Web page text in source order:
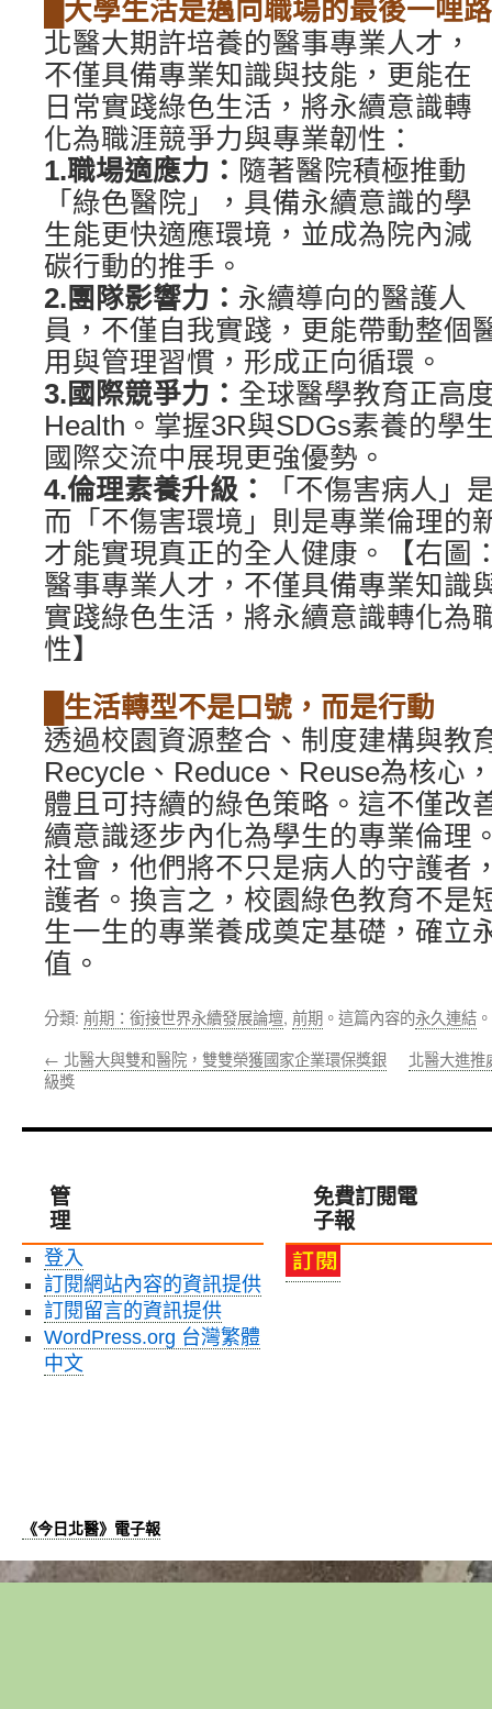
█大學生活是邁向職場的最後一哩路
北醫大期許培養的醫事專業人才，
不僅具備專業知識與技能，更能在
日常實踐綠色生活，將永續意識轉
化為職涯競爭力與專業韌性：
1.職場適應力： 隨著醫院積極推動
「綠色醫院」，具備永續意識的學
生能更快適應環境，並成為院內減
碳行動的推手。
2.團隊影響力： 永續導向的醫護人
員，不僅自我實踐，更能帶動整個
用與管理習慣，形成正向循環。
3.國際競爭力： 全球醫學教育正高
Health。掌握3R與SDGs素養的學
國際交流中展現更強優勢。
4.倫理素養升級：
「不傷害病人」
而「不傷害環境」則是專業倫理的
才能實現真正的全人健康。【右圖
醫事專業人才，不僅具備專業知識
實踐綠色生活，將永續意識轉化為
性】
█生活轉型不是口號，而是行動
透過校園資源整合、制度建構與教
Recycle、Reduce、Reuse為核心
體且可持續的綠色策略。這不僅改
續意識逐步內化為學生的專業倫理
社會，他們將不只是病人的守護者
護者。換言之，校園綠色教育不是
生一生的專業養成奠定基礎，確立
值。
分類: 前期：銜接世界永續發展論壇, 前期 。這篇內容的永久連結 。
← 北醫大與雙和醫院，雙雙榮獲國家企業環保獎銀
級獎
北醫大進推
管
理
登入
訂閱網站內容的資訊提供
訂閱留言的資訊提供
WordPress.org 台灣繁體
中文
免費訂閱電
子報
《今日北醫》電子報